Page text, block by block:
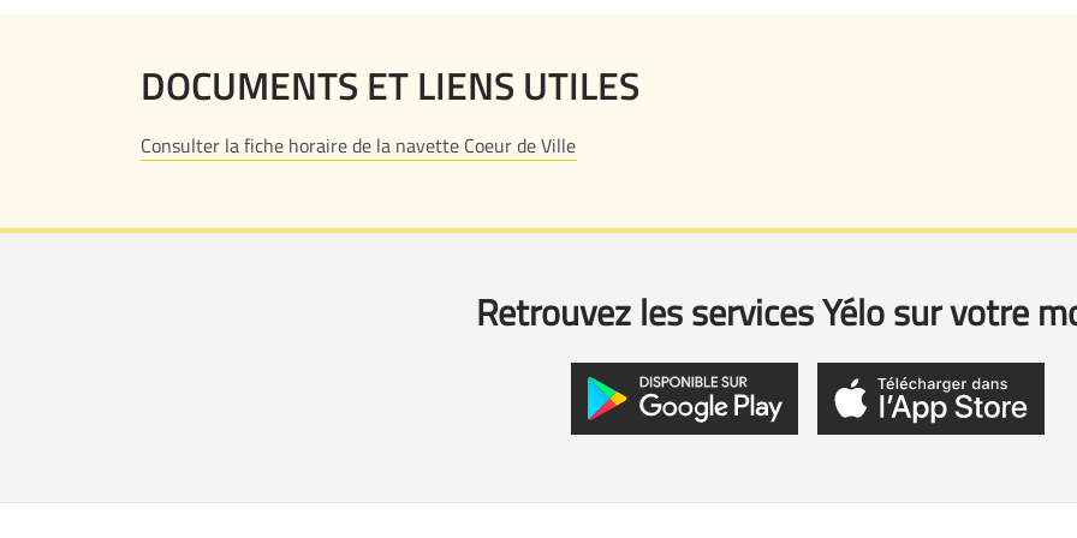
DOCUMENTS ET LIENS UTILES
Consulter la fiche horaire de la navette Coeur de Ville
Retrouvez les services Yélo sur votre